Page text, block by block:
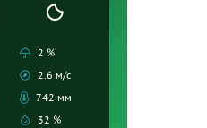
2 %
2.6 м/с
742 мм
32 %